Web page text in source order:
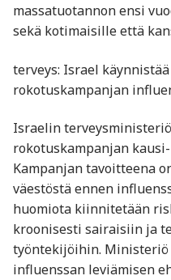
massatuotannon ensi
sekä kotimaisille että
terveys: Israel
rokotuskampanjan
Israelin
rokotuskampanjan
Kampanjan tavoitteena
väestöstä ennen
huomiota kiinnitetään
kroonisesti sairaisiin ja
työntekijöihin.
influenssan leviämisen